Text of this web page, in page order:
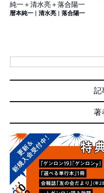
純一＋清水亮＋落合陽一
暦本純一 清水亮 落合陽一
記
著